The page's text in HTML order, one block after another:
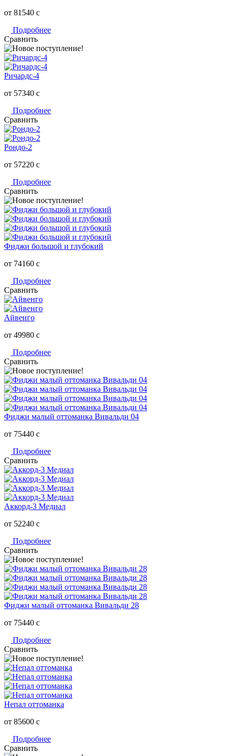
от 81540 c
Подробнее
Сравнить
Ричардс-4
от 57340 c
Подробнее
Сравнить
Рондо-2
от 57220 c
Подробнее
Сравнить
Фиджи большой и глубокий
от 74160 c
Подробнее
Сравнить
Айвенго
от 49980 c
Подробнее
Сравнить
Фиджи малый оттоманка Вивальди 04
от 75440 c
Подробнее
Сравнить
Аккорд-3 Медиал
от 52240 c
Подробнее
Сравнить
Фиджи малый оттоманка Вивальди 28
от 75440 c
Подробнее
Сравнить
Непал оттоманка
от 85600 c
Подробнее
Сравнить